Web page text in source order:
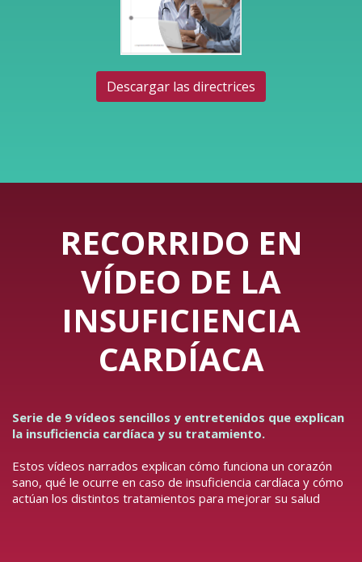
Descargar las directrices
RECORRIDO EN
VÍDEO DE LA
INSUFICIENCIA
CARDÍACA
Serie de 9 vídeos sencillos y entretenidos que explican
la insuficiencia cardíaca y su tratamiento.
Estos vídeos narrados explican cómo funciona un corazón
sano, qué le ocurre en caso de insuficiencia cardíaca y cómo
actúan los distintos tratamientos para mejorar su salud